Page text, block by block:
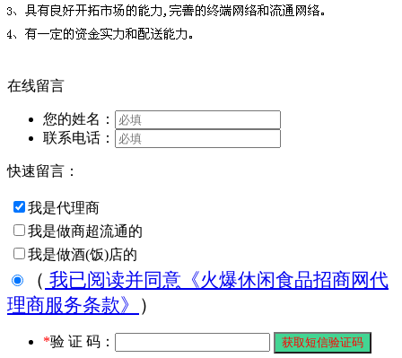
在线留言
您的姓名：
联系电话：
快速留言：
我是代理商
我是做商超流通的
我是做酒(饭)店的
（ 我已阅读并同意《火爆休闲食品招商网代
理商服务条款》
）
*验 证 码：